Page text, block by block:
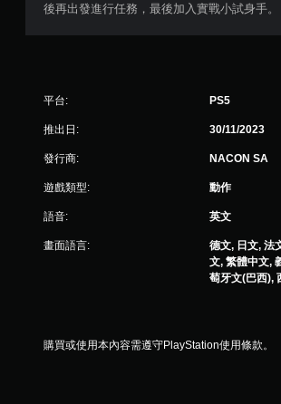
後再出發進行任務，最後加入實戰小試身手。
平台: PS5
推出日: 30/11/2023
發行商: NACON SA
遊戲類型: 動作
語音: 英文
畫面語言:
德文, 日文, 法
文, 繁體中文,
萄牙文(巴西),
購買或使用本內容需遵守PlayStation使用條款。